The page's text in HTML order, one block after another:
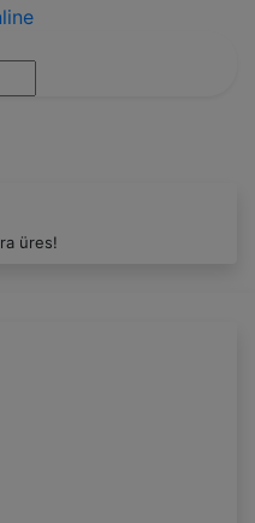
üres!